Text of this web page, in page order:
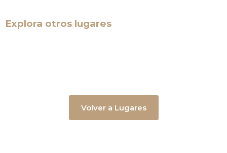
Explora otros lugares
Volver a Lugares